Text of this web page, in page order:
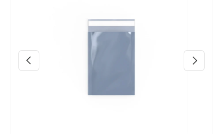
Anterior Siguiente